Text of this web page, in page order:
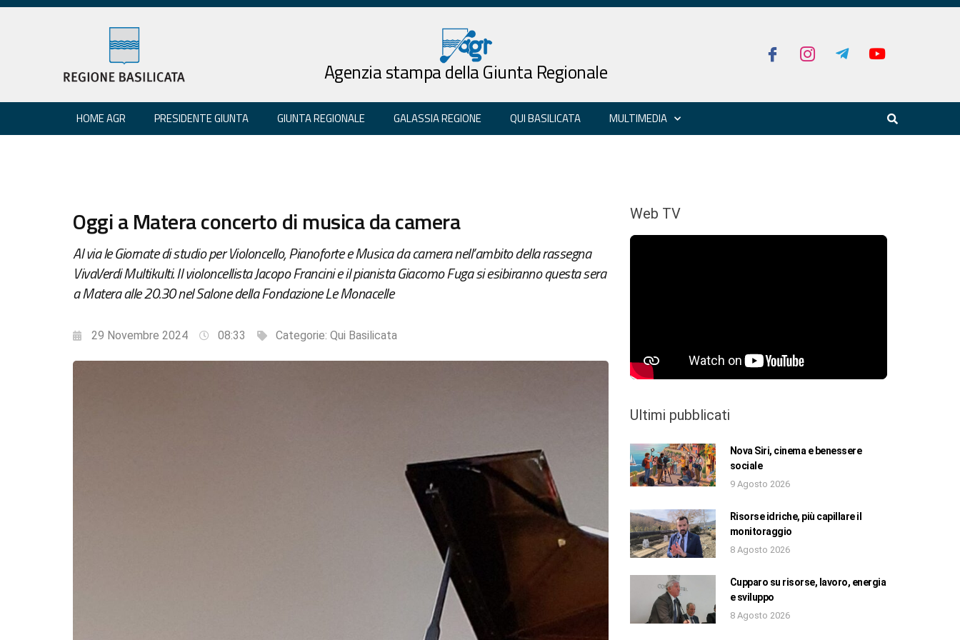
Agenzia stampa della Giunta Regionale
HOME AGR PRESIDENTE GIUNTA GIUNTA REGIONALE GALASSIA REGIONE QUI BASILICATA MULTIMEDIA
Oggi a Matera concerto di musica da camera
Al via le Giornate di studio per Violoncello, Pianoforte e Musica da camera nell’ambito della rassegna
VivaVerdi Multikulti. Il violoncellista Jacopo Francini e il pianista Giacomo Fuga si esibiranno questa sera
a Matera alle 20.30 nel Salone della Fondazione Le Monacelle
29 Novembre 2024 08:33 Categorie: Qui Basilicata
Web TV
Ultimi pubblicati
Nova Siri, cinema e benessere
sociale
9 Agosto 2026
Risorse idriche, più capillare il
monitoraggio
8 Agosto 2026
Cupparo su risorse, lavoro, energia
e sviluppo
8 Agosto 2026